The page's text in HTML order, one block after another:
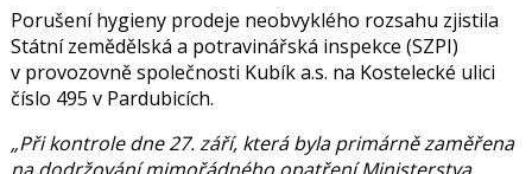
Porušení hygieny prodeje neobvyklého rozsahu zjistila
Státní zemědělská a potravinářská inspekce (SZPI)
v provozovně společnosti Kubík a.s. na Kostelecké ulici
číslo 495 v Pardubicích.
„Při kontrole dne 27. září, která byla primárně zaměřena
na dodržování mimořádného opatření Ministerstva